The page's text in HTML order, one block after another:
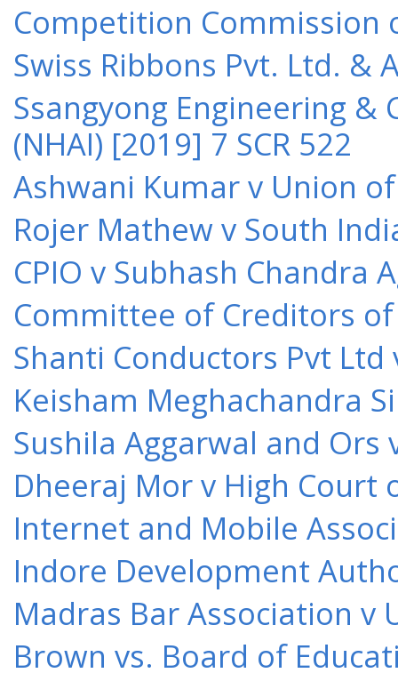
Competition Commission
Swiss Ribbons Pvt. Ltd. &
Ssangyong Engineering
(NHAI) [2019] 7 SCR 522
Ashwani Kumar v Union
Rojer Mathew v South
CPIO v Subhash Chandra
Committee of Creditors of
Shanti Conductors Pvt Ltd
Keisham Meghachandra
Sushila Aggarwal and Ors
Dheeraj Mor v High Court
Internet and Mobile
Indore Development
Madras Bar Association v
Brown vs. Board of